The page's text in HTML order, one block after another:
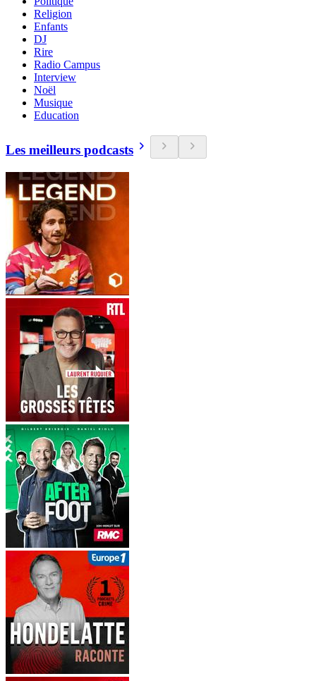
Religion
Enfants
DJ
Rire
Radio Campus
Interview
Noël
Musique
Education
Les meilleurs podcasts